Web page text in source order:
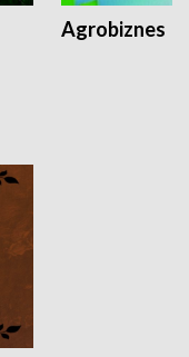
Agrobiznes